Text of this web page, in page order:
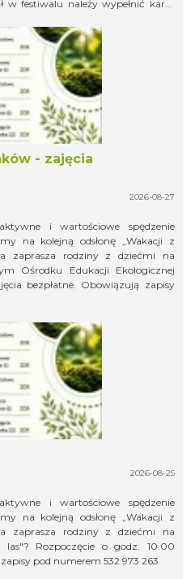
- zajęcia
2026-08-27
i wartościowe spędzenie
na kolejną odsłonę „Wakacji z
Ośrodku Edukacji Ekologicznej
2026-08-25
i wartościowe spędzenie
na kolejną odsłonę „Wakacji z
Obowiązują zapisy pod numerem 532 973 263